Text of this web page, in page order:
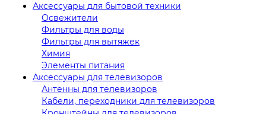
Аксессуары для бытовой техники
Освежители
Фильтры для воды
Фильтры для вытяжек
Химия
Элементы питания
Аксессуары для телевизоров
Антенны для телевизоров
Кабели, переходники для телевизоров